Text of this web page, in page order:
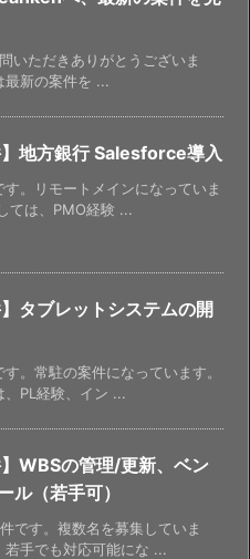
いただきありがとうございま
最新の案件を ...
】地方銀行 Salesforce導入
。リモートメインになっていま
ては、PMO経験 ...
】タブレットシステムの開
。常駐の案件になっています。
、PL経験、イン ...
】WBSの管理/更新、ベン
ル（若手可）
です。複数名を募集していま
若手でも対応可能にな ...